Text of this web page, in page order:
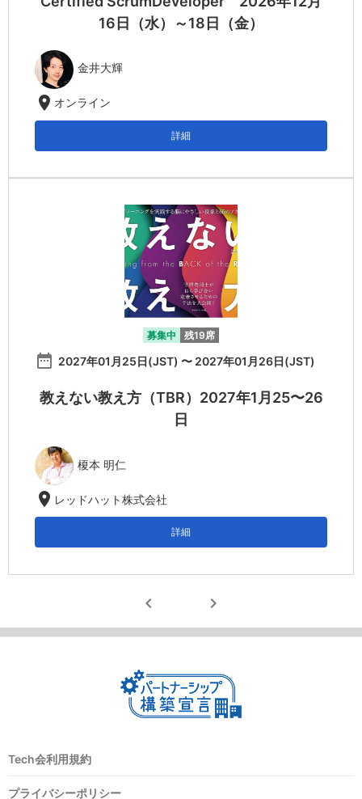
16日（水）～18日（金）
金井大輝
location_on オンライン
詳細
募集中 残19席
date_range 2027年01月25日(JST) 〜 2027年01月26日(JST)
教えない教え方（TBR）2027年1月25〜26
日
榎本 明仁
location_on レッドハット株式会社
詳細
chevron_left chevron_right
Tech会利用規約
プライバシーポリシー